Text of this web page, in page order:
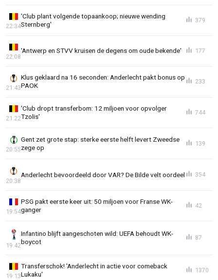
'Club plant volgende topaankoop; nieuwe wending
Sternberg'
22:34
379
'Antwerp en STVV kruisen de degens om oude bekende'
22:08
177
Klus geklaard na 16 seconden: Anderlecht pakt bonus op
PAOK
21:43
233
'Club dropt transferbom: 12 miljoen voor opvolger
Tzolis'
21:22
744
Gent zet grote stap: sterke eerste helft levert Zweedse
zege op
20:55
139
Anderlecht bevoordeeld door VAR? De Bilde velt oordeel
20:38
354
PSG pakt eerste keer uit: 50 miljoen voor Franse WK-
ganger
19:54
42
Infantino blijft aangeschoten wild: UEFA behoudt WK-
boycot
19:42
87
Transferschok! 'Anderlecht in actie voor comeback
Lukaku'
19:13
1370